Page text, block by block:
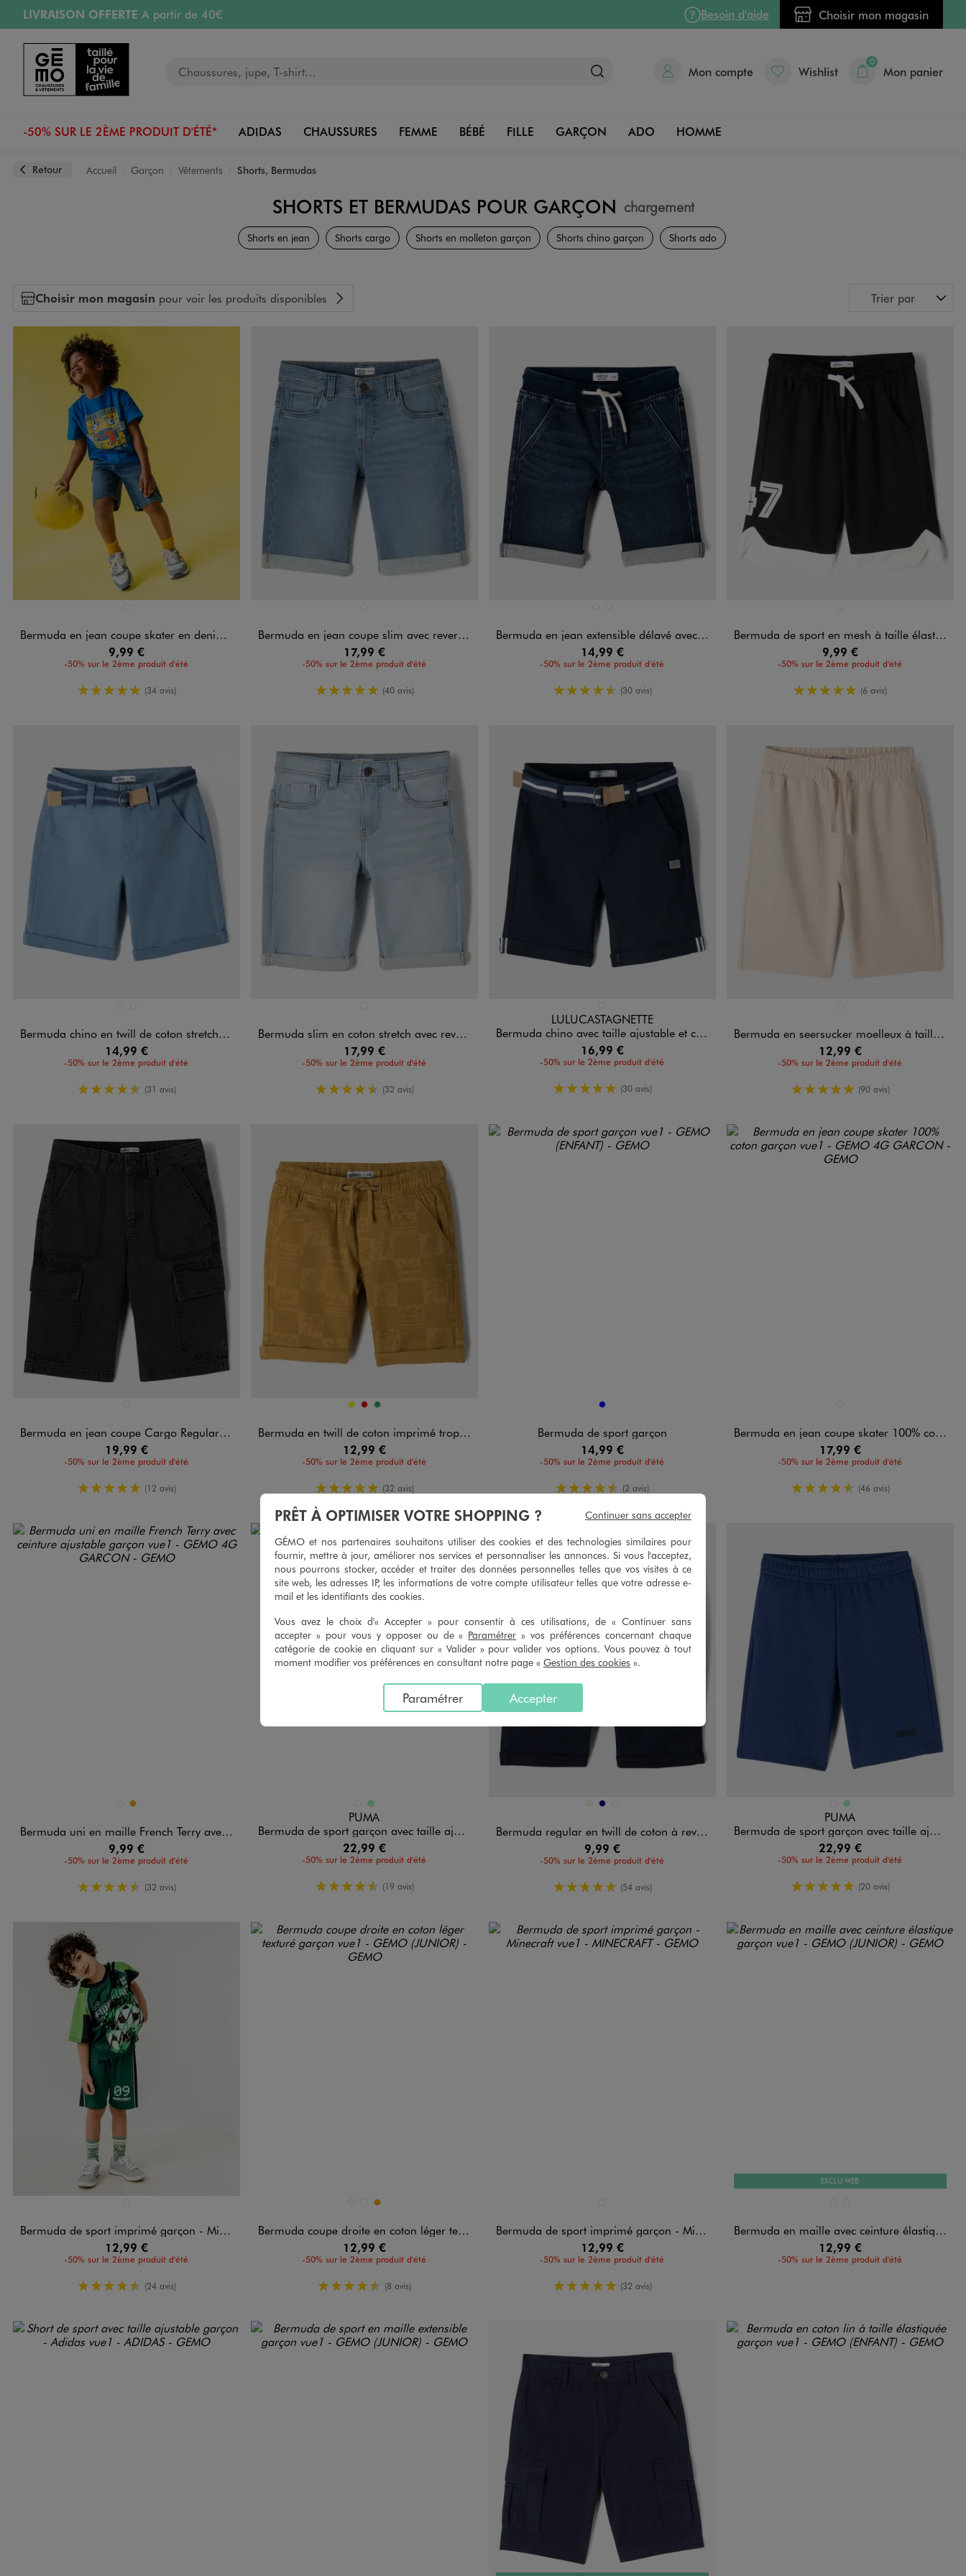
Aller au contenu principal
Aller à la navigation
LIVRAISON OFFERTE A partir de 40€
RETRAIT ET LIVRAISON OFFERTE
PAYEZ EN 3x SANS FRAIS
dès 50€
Retours OFFERTSpendant 30 jours
Besoin d'aide Choisir mon magasin
Mon compte Wishlist
0
Mon panier
-50% SUR LE 2ÈME PRODUIT D'ÉTÉ* ADIDAS CHAUSSURES FEMME BÉBÉ FILLE GARÇON ADO HOMME
Retour Accueil Garçon Vêtements Shorts, Bermudas
SHORTS ET BERMUDAS POUR GARÇON chargement
Vêtements
Shorts en jean Shorts cargo Shorts en molleton garçon Shorts chino garçon Shorts ado
Choisir mon magasin pour voir les produits disponibles Trier par
Bermuda en jean coupe skater en denim extensible garçon
9,99 €
-50% sur le 2ème produit d'été
5/5 de moyenne
(34 avis)
Bermuda en jean coupe slim avec revers garçon
17,99 €
-50% sur le 2ème produit d'été
5/5 de moyenne
(40 avis)
Bermuda en jean extensible délavé avec taille en bord-côte garçon
14,99 €
-50% sur le 2ème produit d'été
4.5/5 de moyenne
(30 avis)
Bermuda de sport en mesh à taille élastiquée garçon
9,99 €
-50% sur le 2ème produit d'été
5/5 de moyenne
(6 avis)
Bermuda chino en twill de coton stretch avec revers et ceinture garçon
14,99 €
-50% sur le 2ème produit d'été
4.5/5 de moyenne
(31 avis)
Bermuda slim en coton stretch avec revers cousus garçon
17,99 €
-50% sur le 2ème produit d'été
4.5/5 de moyenne
(32 avis)
LULUCASTAGNETTE
Bermuda chino avec taille ajustable et ceinture garçon - LuluCastagnette
16,99 €
-50% sur le 2ème produit d'été
5/5 de moyenne
(30 avis)
Bermuda en seersucker moelleux à taille élastiquée garçon
12,99 €
-50% sur le 2ème produit d'été
5/5 de moyenne
(90 avis)
Bermuda en jean coupe Cargo Regular avec ceinture ajustable garçon
19,99 €
-50% sur le 2ème produit d'été
5/5 de moyenne
(12 avis)
Disponible en 3 coloris
JAUNEROUGE
VERT
Bermuda en twill de coton imprimé tropical garçon
12,99 €
-50% sur le 2ème produit d'été
5/5 de moyenne
(32 avis)
Disponible en 1 colorisBLEU
Bermuda de sport garçon
14,99 €
-50% sur le 2ème produit d'été
4.5/5 de moyenne
(2 avis)
Bermuda en jean coupe skater 100% coton garçon
17,99 €
-50% sur le 2ème produit d'été
4.5/5 de moyenne
(46 avis)
Disponible en 2 colorisBEIGE STANDARD
ORANGE
Bermuda uni en maille French Terry avec ceinture ajustable garçon
9,99 €
-50% sur le 2ème produit d'été
4.5/5 de moyenne
(32 avis)
Disponible en 2 colorisBLEU FONCE
VERT CLAIR
PUMA
Bermuda de sport garçon avec taille ajustable - Puma
22,99 €
-50% sur le 2ème produit d'été
4.5/5 de moyenne
(19 avis)
Disponible en 3 coloris
BEIGEMARINE
Bermuda regular en twill de coton à revers garçon
9,99 €
-50% sur le 2ème produit d'été
5/5 de moyenne
(54 avis)
Disponible en 2 colorisBLEU FONCE
VERT CLAIR
PUMA
Bermuda de sport garçon avec taille ajustable - Puma
22,99 €
-50% sur le 2ème produit d'été
5/5 de moyenne
(20 avis)
Bermuda de sport imprimé garçon - Minecraft
12,99 €
-50% sur le 2ème produit d'été
4.5/5 de moyenne
(24 avis)
MARRON FONCE
ORANGE
Bermuda coupe droite en coton léger texturé garçon
12,99 €
-50% sur le 2ème produit d'été
4.5/5 de moyenne
(8 avis)
Bermuda de sport imprimé garçon - Minecraft
12,99 €
-50% sur le 2ème produit d'été
5/5 de moyenne
(32 avis)
EXCLU WEB
Bermuda en maille avec ceinture élastique garçon
12,99 €
-50% sur le 2ème produit d'été
PRÊT À OPTIMISER VOTRE SHOPPING ?
GÉMO et nos partenaires souhaitons utiliser des cookies et des technologies similaires pour
fournir, mettre à jour, améliorer nos services et personnaliser les annonces. Si vous l'acceptez,
nous pourrons stocker, accéder et traiter des données personnelles telles que vos visites à ce
site web, les adresses IP, les informations de votre compte utilisateur telles que votre adresse e-
mail et les identifiants des cookies.
Vous avez le choix d'« Accepter » pour consentir à ces utilisations, de « Continuer sans
accepter » pour vous y opposer ou de « Paramétrer » vos préférences concernant chaque
catégorie de cookie en cliquant sur « Valider » pour valider vos options. Vous pouvez à tout
moment modifier vos préférences en consultant notre page « Gestion des cookies ».
Accepter
Paramétrer
Continuer sans accepter